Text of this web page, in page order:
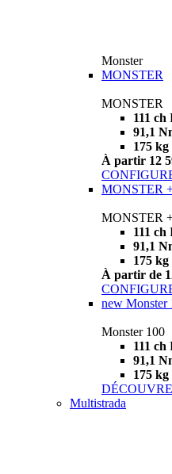
Monster
MONSTER
MONSTER
111 ch
91,1
175 kg
À partir 12
MONSTER
MONSTER
111 ch
91,1
175 kg
À partir de
new Monster
Monster 100
111 ch
91,1
175 kg
Multistrada